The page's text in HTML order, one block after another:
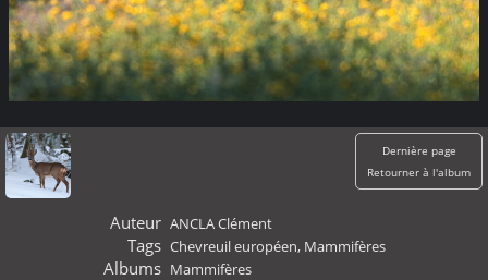
Dernière page
Retourner à l'album
Auteur ANCLA Clément
Tags Chevreuil européen, Mammifères
Albums Mammifères